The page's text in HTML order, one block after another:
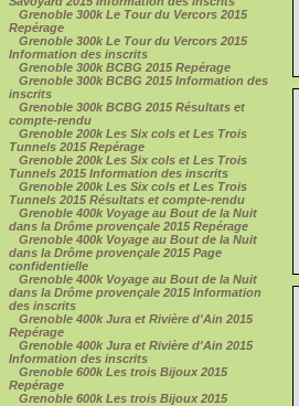
Grenoble 300k Le Tour du Vercors 2015
Repérage
Grenoble 300k Le Tour du Vercors 2015
Information des inscrits
Grenoble 300k BCBG 2015 Repérage
Grenoble 300k BCBG 2015 Information des
inscrits
Grenoble 300k BCBG 2015 Résultats et
compte-rendu
Grenoble 200k Les Six cols et Les Trois
Tunnels 2015 Repérage
Grenoble 200k Les Six cols et Les Trois
Tunnels 2015 Information des inscrits
Grenoble 200k Les Six cols et Les Trois
Tunnels 2015 Résultats et compte-rendu
Grenoble 400k Voyage au Bout de la Nuit
dans la Drôme provençale 2015 Repérage
Grenoble 400k Voyage au Bout de la Nuit
dans la Drôme provençale 2015 Page
confidentielle
Grenoble 400k Voyage au Bout de la Nuit
dans la Drôme provençale 2015 Information
des inscrits
Grenoble 400k Jura et Rivière d'Ain 2015
Repérage
Grenoble 400k Jura et Rivière d'Ain 2015
Information des inscrits
Grenoble 600k Les trois Bijoux 2015
Repérage
Grenoble 600k Les trois Bijoux 2015